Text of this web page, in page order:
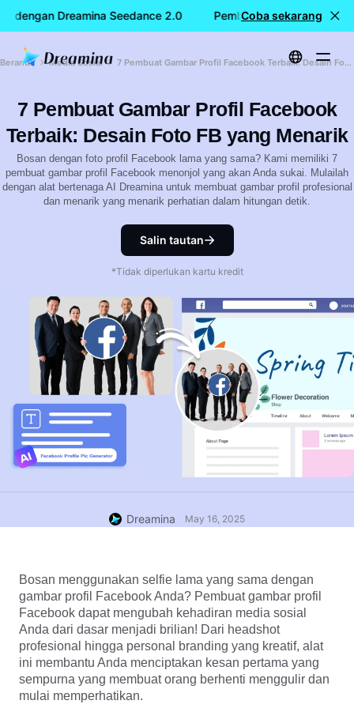
dengan Dreamina Seedance 2.0 Pembuatan video GRATIS
Coba sekarang
Beranda Media Sosial 7 Pembuat Gambar Profil Facebook Terbaik: Desain Foto FB yang Menarik
7 Pembuat Gambar Profil Facebook
Terbaik: Desain Foto FB yang Menarik
Bosan dengan foto profil Facebook lama yang sama? Kami memiliki 7
pembuat gambar profil Facebook menonjol yang akan Anda sukai. Mulailah
dengan alat bertenaga AI Dreamina untuk membuat gambar profil profesional
dan menarik yang menarik perhatian dalam hitungan detik.
Salin tautan
*Tidak diperlukan kartu kredit
Dreamina May 16, 2025
Bosan menggunakan selfie lama yang sama dengan
gambar profil Facebook Anda? Pembuat gambar profil
Facebook dapat mengubah kehadiran media sosial
Anda dari dasar menjadi brilian! Dari headshot
profesional hingga personal branding yang kreatif, alat
ini membantu Anda menciptakan kesan pertama yang
sempurna yang membuat orang berhenti menggulir dan
mulai memperhatikan.